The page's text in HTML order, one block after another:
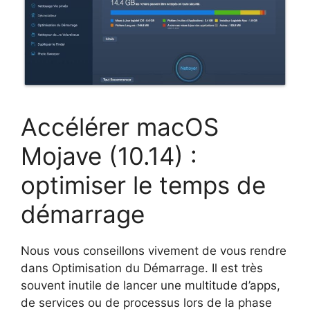
Accélérer macOS
Mojave (10.14) :
optimiser le temps de
démarrage
Nous vous conseillons vivement de vous rendre
dans Optimisation du Démarrage. Il est très
souvent inutile de lancer une multitude d’apps,
de services ou de processus lors de la phase